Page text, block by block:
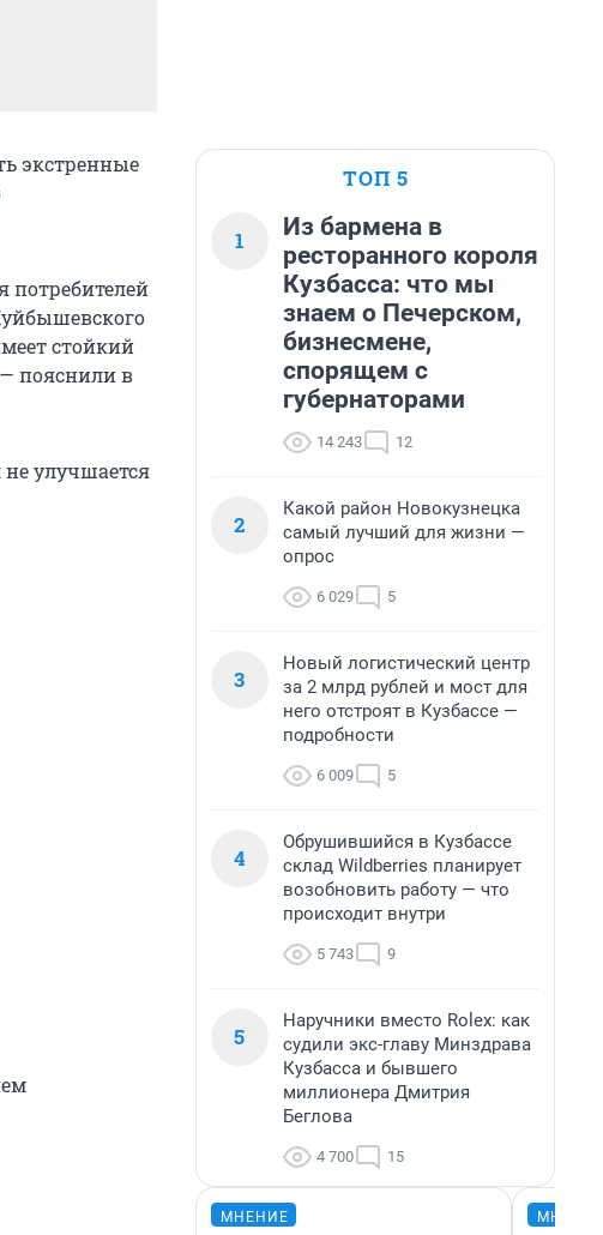
экстренные
потребителей
стойкий
— пояснили в
улучшается
ТОП 5
1
Из бармена в
ресторанного короля
Кузбасса: что мы
знаем о Печерском,
бизнесмене,
спорящем с
губернаторами
14 243 12
2
Какой район Новокузнецка
самый лучший для жизни —
опрос
6 029 5
3
Новый логистический центр
за 2 млрд рублей и мост для
него отстроят в Кузбассе —
подробности
6 009 5
4
Обрушившийся в Кузбассе
склад Wildberries планирует
возобновить работу — что
происходит внутри
5 743 9
5
Наручники вместо Rolex: как
судили экс-главу Минздрава
Кузбасса и бывшего
миллионера Дмитрия
Беглова
4 700 15
МНЕНИЕ